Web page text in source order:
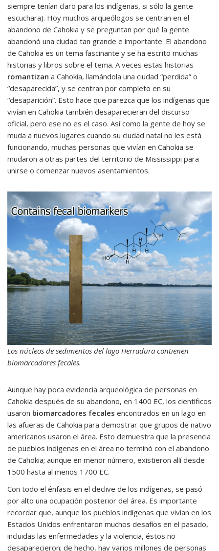
siempre tenían claro para los indígenas, si sólo la gente
escuchara). Hoy muchos arqueólogos se centran en el
abandono de Cahokia y se preguntan por qué la gente
abandonó una ciudad tan grande e importante. El abandono
de Cahokia es un tema fascinante y se ha escrito muchas
historias y libros sobre el tema. A veces estas historias
romantizan a Cahokia, llamándola una ciudad “perdida” o
“desaparecida”, y se centran por completo en su
“desaparición”. Esto hace que parezca que los indígenas que
vivían en Cahokia también desaparecieran del discurso
oficial, pero ese no es el caso. Así como la gente de hoy se
muda a nuevos lugares cuando su ciudad natal no les está
funcionando, muchas personas que vivían en Cahokia se
mudaron a otras partes del territorio de Mississippi para
unirse o comenzar nuevos asentamientos.
Los núcleos de sedimentos del lago Herradura contienen
biomarcadores fecales.
Aunque hay poca evidencia arqueológica de personas en
Cahokia después de su abandono, en 1400 EC, los científicos
usaron biomarcadores fecales encontrados en un lago en
las afueras de Cahokia para demostrar que grupos de nativo
americanos usaron el área. Esto demuestra que la presencia
de pueblos indígenas en el área no terminó con el abandono
de Cahokia; aunque en menor número, existieron allí desde
1500 hasta al menos 1700 EC.
Con todo el énfasis en el declive de los indígenas, se pasó
por alto una ocupación posterior del área. Es importante
recordar que, aunque los pueblos indígenas que vivían en los
Estados Unidos enfrentaron muchos desafíos en el pasado,
incluidas las enfermedades y la violencia, éstos no
desaparecieron; de hecho, hay varios millones de personas